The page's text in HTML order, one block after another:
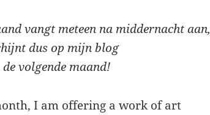
vangt meteen na middernacht aan,
dus op mijn blog
volgende maand!
I am offering a work of art